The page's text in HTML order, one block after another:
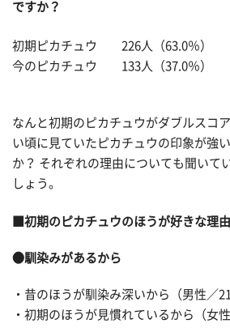
ですか？
初期ピカチュウ 226人（63.0％）
今のピカチュウ 133人（37.0％）
なんと初期のピカチュウがダブルスコ
い頃に見ていたピカチュウの印象が強
か？ それぞれの理由についても聞いて
しょう。
■初期のピカチュウのほうが好きな理
●馴染みがあるから
・昔のほうが馴染み深いから（男性／
・初期のほうが見慣れているから（女